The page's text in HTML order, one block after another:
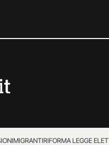
MIGRANTIRIFORMA LEGGE